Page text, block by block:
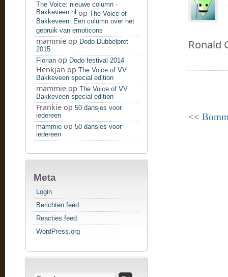
The Voice: nieuwe column -
Bakkeveen.nl op The Voice of
Bakkeveen: Een column over het
gebruik van emoticons
mammie op Dodo Dubbelpret
2015
Florian op Dodo festival 2014
Henkjan op The Voice of VV
Bakkeveen special edition
mammie op The Voice of VV
Bakkeveen special edition
Frankie op 50 dansjes voor
iedereen
mammie op 50 dansjes voor
iedereen
Meta
Login
Berichten feed
Reacties feed
WordPress.org
Ronald
<<